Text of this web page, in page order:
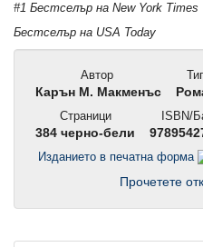
#1 Бестселър на New York Times
Бестселър на USA Today
Автор
Карън М. Макменъс
Страници
384 черно-бели
ISBN/
Изданието в печатна форма
Прочетете